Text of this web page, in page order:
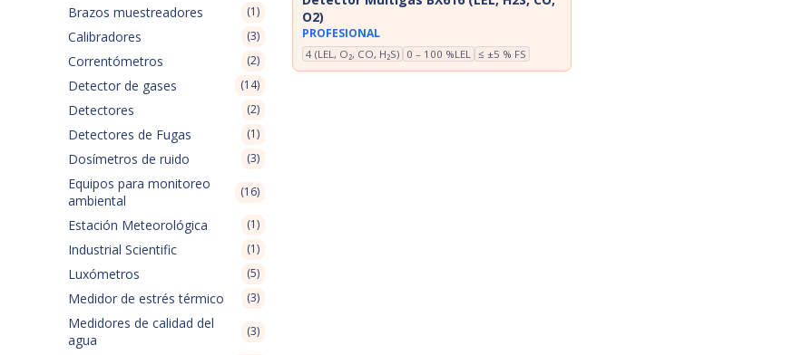
Brazos muestreadores (1)
Calibradores (3)
Correntómetros (2)
Detector de gases (14)
Detectores (2)
Detectores de Fugas (1)
Dosímetros de ruido (3)
Equipos para monitoreo
ambiental
(16)
Estación Meteorológica (1)
Industrial Scientific (1)
Luxómetros (5)
Medidor de estrés térmico (3)
Medidores de calidad del
agua
(3)
O2)
PROFESIONAL
4 (LEL, O₂, CO, H₂S) 0 – 100 %LEL ≤ ±5 % FS